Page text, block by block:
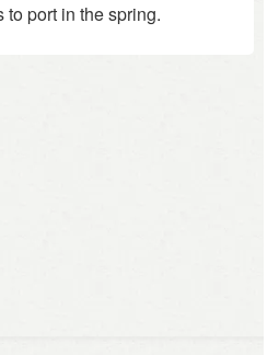
port in the spring.